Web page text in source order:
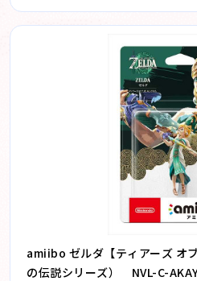
amiibo ゼルダ【ティアーズ オ
の伝説シリーズ） NVL-C-